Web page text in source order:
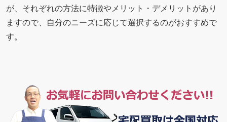
が、それぞれの方法に特徴やメリット・デメリットがあり
ますので、自分のニーズに応じて選択するのがおすすめで
す。